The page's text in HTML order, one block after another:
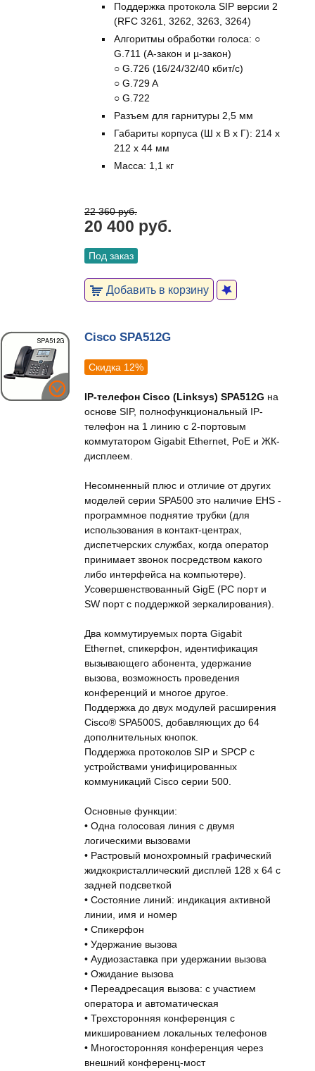
Поддержка протокола SIP версии 2
(RFC 3261, 3262, 3263, 3264)
Алгоритмы обработки голоса: ○
G.711 (A-закон и µ-закон)
○ G.726 (16/24/32/40 кбит/с)
○ G.729 A
○ G.722
Разъем для гарнитуры 2,5 мм
Габариты корпуса (Ш x В x Г): 214 x
212 x 44 мм
Масса: 1,1 кг
22 360 руб.
20 400 руб.
Под заказ
Добавить в корзину
Cisco SPA512G
Скидка 12%
IP-телефон Cisco (Linksys) SPA512G на
основе SIP, полнофункциональный IP-
телефон на 1 линию с 2-портовым
коммутатором Gigabit Ethernet, PoE и ЖК-
дисплеем.
Несомненный плюс и отличие от других
моделей серии SPA500 это наличие EHS -
программное поднятие трубки (для
использования в контакт-центрах,
диспетчерских службах, когда оператор
принимает звонок посредством какого
либо интерфейса на компьютере).
Усовершенствованный GigE (PC порт и
SW порт с поддержкой зеркалирования).
Два коммутируемых порта Gigabit
Ethernet, спикерфон, идентификация
вызывающего абонента, удержание
вызова, возможность проведения
конференций и многое другое.
Поддержка до двух модулей расширения
Cisco® SPA500S, добавляющих до 64
дополнительных кнопок.
Поддержка протоколов SIP и SPCP с
устройствами унифицированных
коммуникаций Cisco серии 500.
Основные функции:
• Одна голосовая линия с двумя
логическими вызовами
• Растровый монохромный графический
жидкокристаллический дисплей 128 x 64 с
задней подсветкой
• Состояние линий: индикация активной
линии, имя и номер
• Спикерфон
• Удержание вызова
• Аудиозаставка при удержании вызова
• Ожидание вызова
• Переадресация вызова: с участием
оператора и автоматическая
• Трехсторонняя конференция с
микшированием локальных телефонов
• Многосторонняя конференция через
внешний конференц-мост